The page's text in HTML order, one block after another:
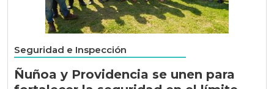
Seguridad e Inspección
Ñuñoa y Providencia se unen para